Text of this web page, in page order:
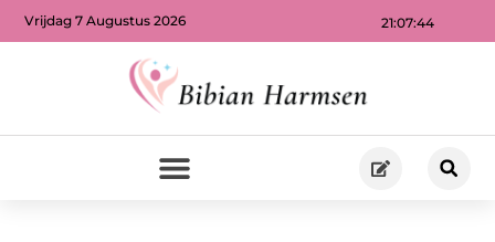
21:07:46
Vrijdag 7 Augustus 2026